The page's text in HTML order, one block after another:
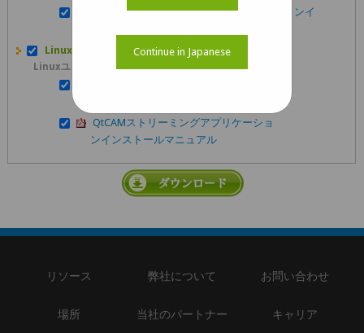
e-CAMViewストリーミングアプリケーションイ
Linux :
Linuxユーザーマニュアル
ユーザーマニュアル
QtCAMストリーミングアプリケーショ
ンインストールマニュアル
リソース 弊社について お問い合わせ
場所 当社のパートナー キャリア
Continue in Japanese